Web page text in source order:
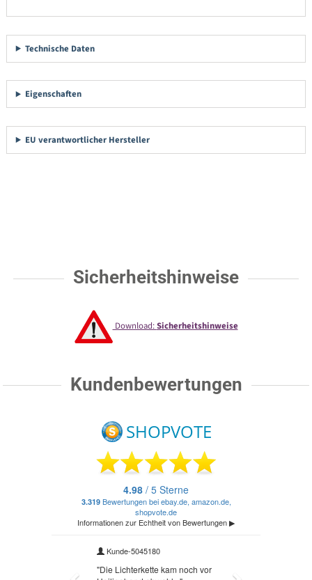
Technische Daten
Eigenschaften
EU verantwortlicher Hersteller
Sicherheitshinweise
Download:Sicherheitshinweise
Kundenbewertungen